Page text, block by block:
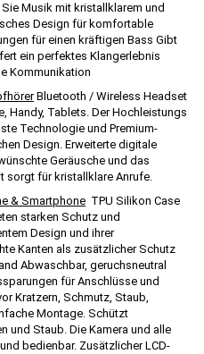
Musik mit kristallklarem und
Design für komfortable
für einen kräftigen Bass Gibt
ein perfektes Klangerlebnis
Kommunikation
Bluetooth / Wireless Headset
Handy, Tablets. Der Hochleistungs
Technologie und Premium-
Design. Erweiterte digitale
Geräusche und das
sorgt für kristallklare Anrufe.
& Smartphone TPU Silikon Case
starken Schutz und
Design und ihrer
Kanten als zusätzlicher Schutz
Abwaschbar, geruchsneutral
für Anschlüsse und
Kratzern, Schmutz, Staub,
Montage. Schützt
und Staub. Die Kamera und alle
bedienbar. Zusätzlicher LCD-